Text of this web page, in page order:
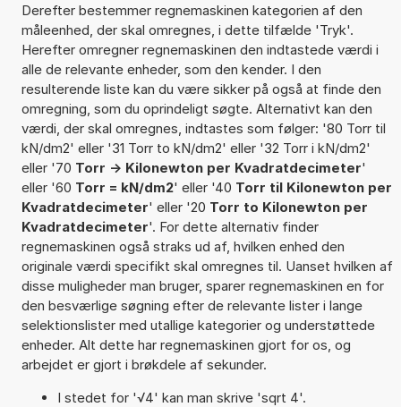
Derefter bestemmer regnemaskinen kategorien af den
måleenhed, der skal omregnes, i dette tilfælde 'Tryk'.
Herefter omregner regnemaskinen den indtastede værdi i
alle de relevante enheder, som den kender. I den
resulterende liste kan du være sikker på også at finde den
omregning, som du oprindeligt søgte. Alternativt kan den
værdi, der skal omregnes, indtastes som følger: '80 Torr til
kN/dm2' eller '31 Torr to kN/dm2' eller '32 Torr i kN/dm2'
eller '70 Torr -> Kilonewton per Kvadratdecimeter'
eller '60 Torr = kN/dm2' eller '40 Torr til Kilonewton per
Kvadratdecimeter' eller '20 Torr to Kilonewton per
Kvadratdecimeter'. For dette alternativ finder
regnemaskinen også straks ud af, hvilken enhed den
originale værdi specifikt skal omregnes til. Uanset hvilken af
disse muligheder man bruger, sparer regnemaskinen en for
den besværlige søgning efter de relevante lister i lange
selektionslister med utallige kategorier og understøttede
enheder. Alt dette har regnemaskinen gjort for os, og
arbejdet er gjort i brøkdele af sekunder.
I stedet for '√4' kan man skrive 'sqrt 4'.